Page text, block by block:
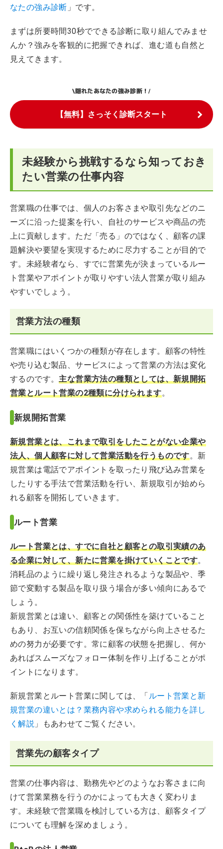
なたの強み診断 」です。
まずは所要時間30秒でできる診断に取り組んでみませ
んか？強みを客観的に把握できれば、進む道も自然と
見えてきます。
\隠れたあなたの強み診断！/
【無料】さっそく診断スタート
未経験から挑戦するなら知っておき
たい営業の仕事内容
営業職の仕事では、個人のお客さまや取引先などのニ
ーズに沿った提案を行い、自社のサービスや商品の売
上に貢献します。ただ「売る」のではなく、顧客の課
題解決や要望を実現するために尽力することが目的で
す。未経験者なら、すでに営業先が決まっているルー
ト営業やアポイントが取りやすい法人営業が取り組み
やすいでしょう。
営業方法の種類
営業職にはいくつかの種類が存在します。顧客の特性
や売り込む製品、サービスによって営業の方法は変化
するのです。主な営業方法の種類としては、新規開拓
営業とルート営業の2種類に分けられます。
新規開拓営業
新規営業とは、これまで取引をしたことがない企業や
法人、個人顧客に対して営業活動を行うものです。新
規営業は電話でアポイントを取ったり飛び込み営業を
したりする手法で営業活動を行い、新規取引が始めら
れる顧客を開拓していきます。
ルート営業
ルート営業とは、すでに自社と顧客との取引実績のあ
る企業に対して、新たに営業を掛けていくことです。
消耗品のように繰り返し発注されるような製品や、季
節で変動する製品を取り扱う場合が多い傾向にあるで
しょう。
新規営業とは違い、顧客との関係性を築けていること
もあり、お互いの信頼関係を保ちながら向上させるた
めの努力が必要です。常に顧客の状態を把握し、何か
あればスムーズなフォロー体制を作り上げることがポ
イントになります。
新規営業とルート営業に関しては、「ルート営業と新
規営業の違いとは？業務内容や求められる能力を詳し
く解説 」もあわせてご覧ください。
営業先の顧客タイプ
営業の仕事内容は、勤務先やどのようなお客さまに向
けて営業業務を行うのかによっても大きく変わりま
す。未経験で営業職を検討している方は、顧客タイプ
についても理解を深めましょう。